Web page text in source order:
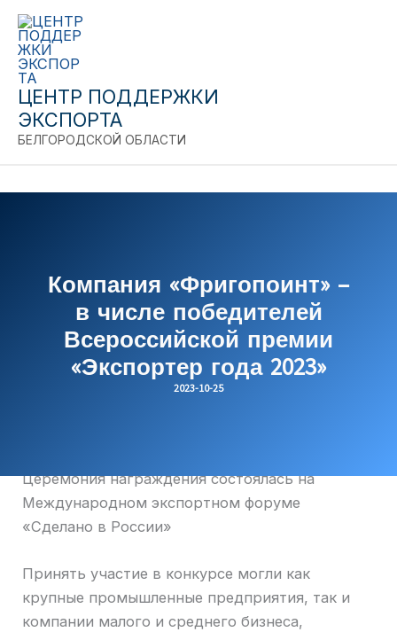
Перейти
содержимому
ЦЕНТР ПОДДЕРЖКИ
ЭКСПОРТА
БЕЛГОРОДСКОЙ ОБЛАСТИ
Компания «Фригопоинт» –
в числе победителей
Всероссийской премии
«Экспортер года 2023»
2023-10-25
Церемония награждения состоялась на
Международном экспортном форуме
«Сделано в России»
Принять участие в конкурсе могли как
крупные промышленные предприятия, так и
компании малого и среднего бизнеса,